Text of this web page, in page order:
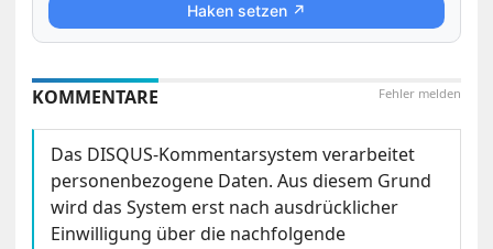
Haken setzen ↗
Fehler melden
KOMMENTARE
Das DISQUS-Kommentarsystem verarbeitet
personenbezogene Daten. Aus diesem Grund
wird das System erst nach ausdrücklicher
Einwilligung über die nachfolgende